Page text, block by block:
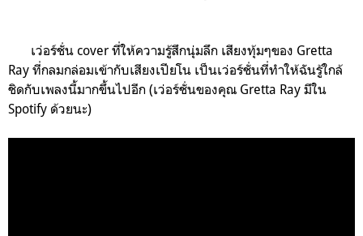
เว่อร์ชั่น cover ที่ให้ความรู้สึกนุ่มลึก เสียงทุ้มๆของ Gretta
Ray ที่กลมกล่อมเข้ากับเสียงเปียโน เป็นเว่อร์ชั่นที่ทำให้ฉันรู้ใกล้
ชิดกับเพลงนี้มากขึ้นไปอีก (เว่อร์ชั่นของคุณ Gretta Ray มีใน
Spotify ด้วยนะ)